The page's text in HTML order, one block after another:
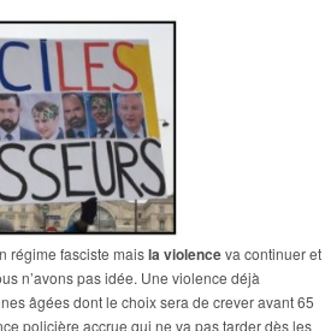
régime fasciste maisla violenceva continuer et
n’avons pas idée. Une violence déjà
âgées dont le choix sera de crever avant 65
policière accrue qui ne va pas tarder dès les